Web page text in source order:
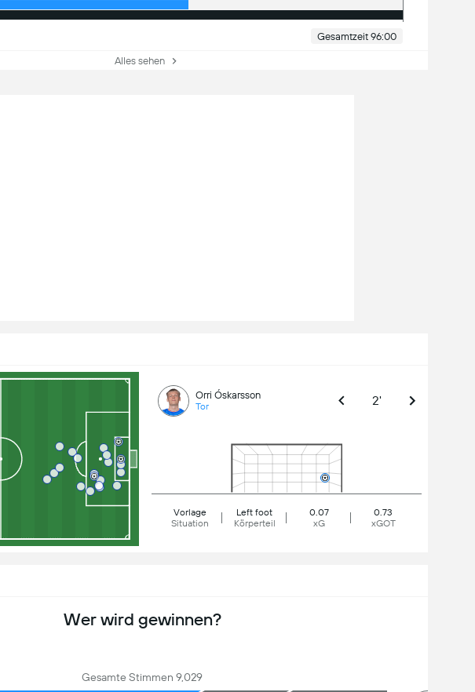
Gesamtzeit 96:00
Alles sehen
Orri Óskarsson
Tor 2'
Vorlage
Situation
Left foot
Körperteil
0.07
xG
0.73
xGOT
Wer wird gewinnen?
Gesamte Stimmen 9,029